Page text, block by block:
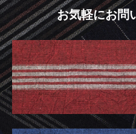
お気軽にお問